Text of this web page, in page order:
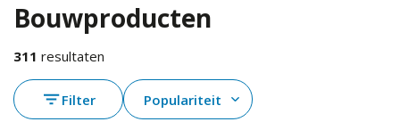
Bouwproducten
311 resultaten
Filter Populariteit